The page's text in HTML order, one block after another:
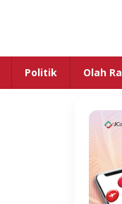
Politik Olah